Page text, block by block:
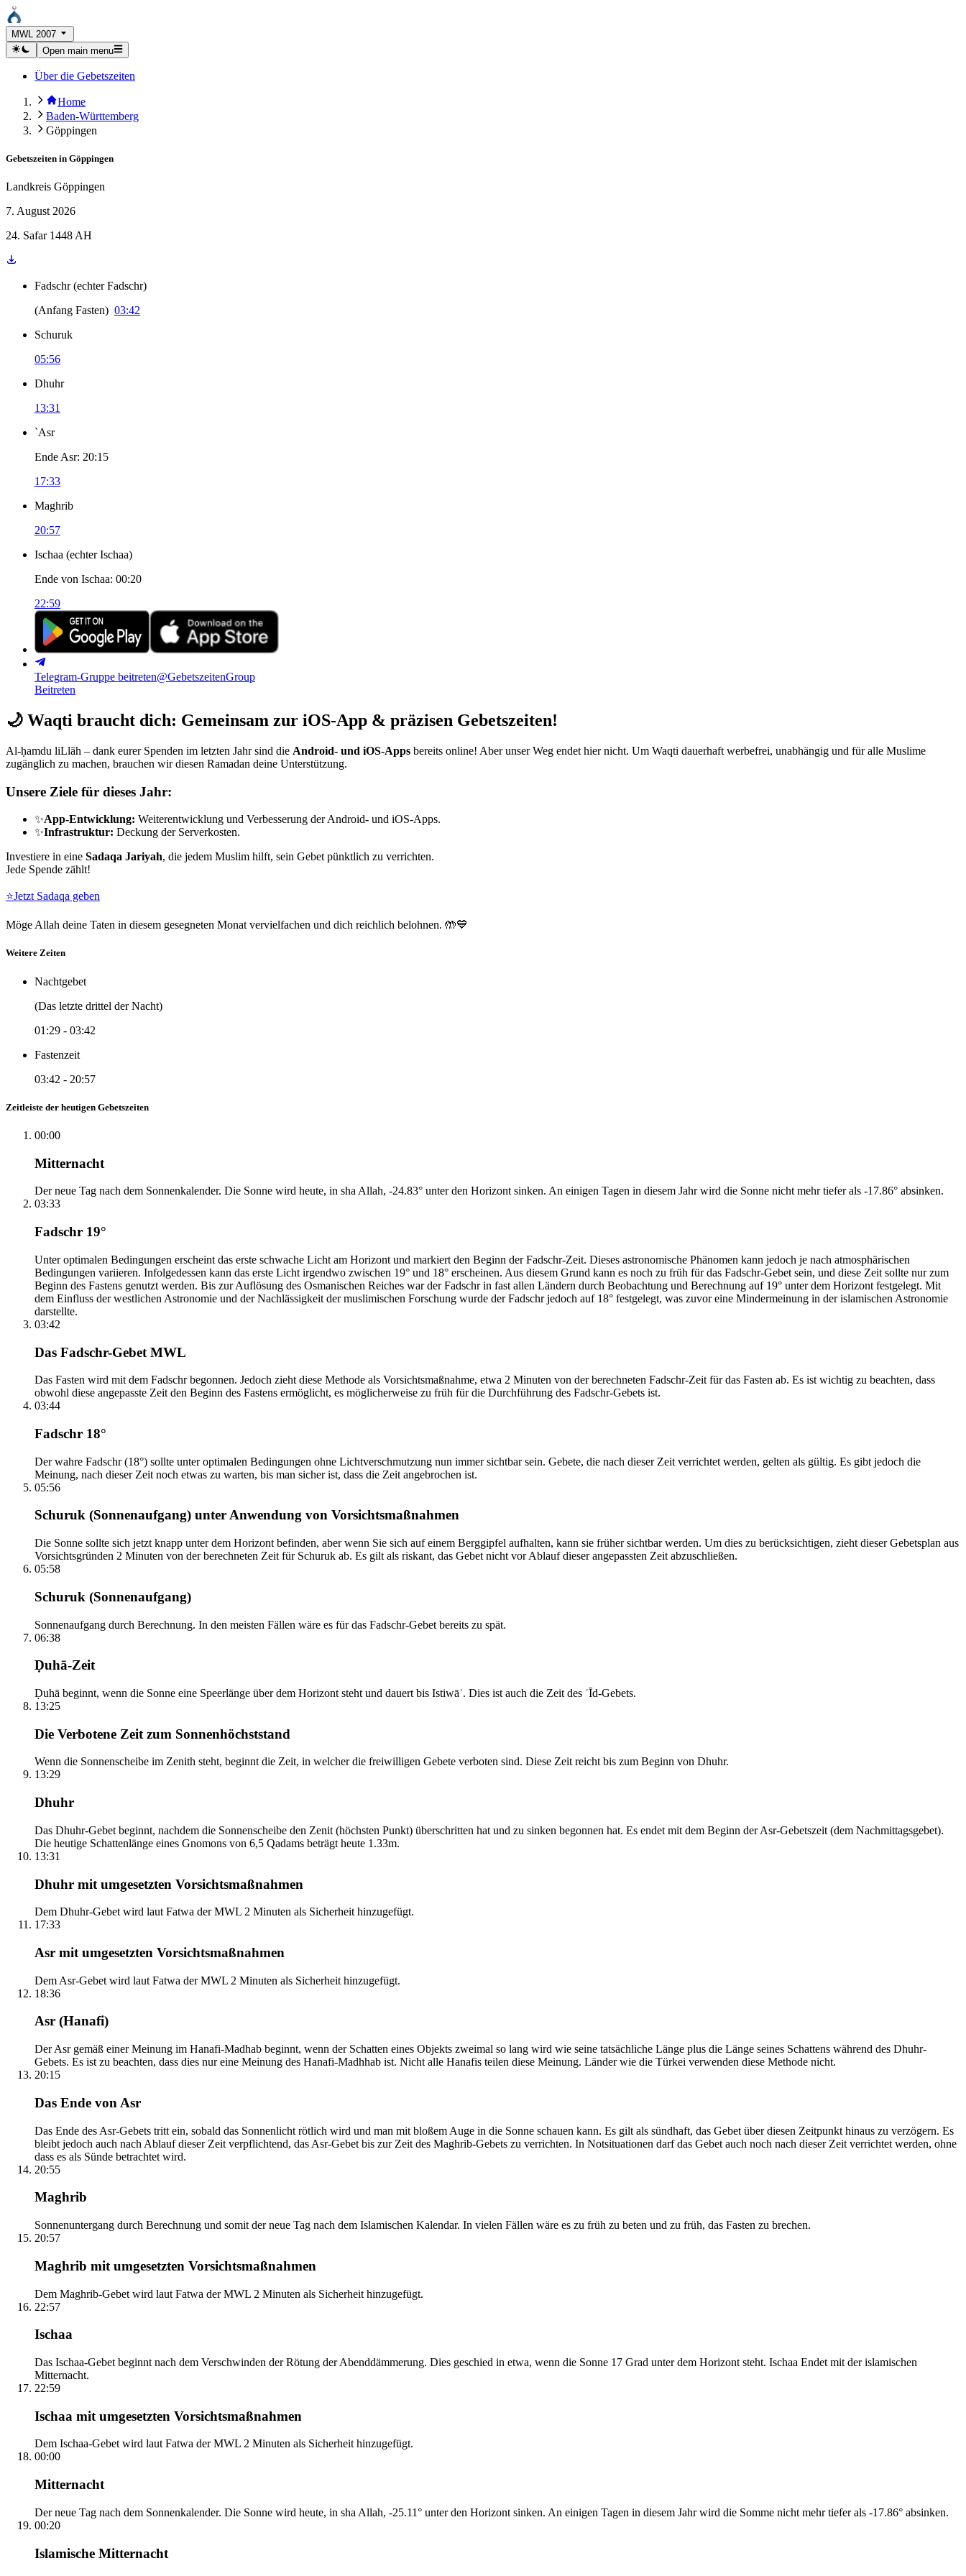
MWL 2007
Open main menu
Über die Gebetszeiten
Home
Baden-Württemberg
Göppingen
Gebetszeiten in Göppingen
Landkreis Göppingen
7. August 2026
24. Safar 1448 AH
Fadschr (echter Fadschr)
(Anfang Fasten) 03:42
Schuruk
05:56
Dhuhr
13:31
`Asr
Ende Asr: 20:15
17:33
Maghrib
20:57
Ischaa (echter Ischaa)
Ende von Ischaa: 00:20
22:59
Telegram-Gruppe beitreten@GebetszeitenGroup
Beitreten
🌙 Waqti braucht dich: Gemeinsam zur iOS-App & präzisen Gebetszeiten!
Al-ḥamdu liLlāh – dank eurer Spenden im letzten Jahr sind die Android- und iOS-Apps bereits online! Aber unser Weg endet hier nicht. Um Waqti dauerhaft werbefrei, unabhängig und für alle Muslime
zugänglich zu machen, brauchen wir diesen Ramadan deine Unterstützung.
Unsere Ziele für dieses Jahr:
✨App-Entwicklung: Weiterentwicklung und Verbesserung der Android- und iOS-Apps.
✨Infrastruktur: Deckung der Serverkosten.
Investiere in eine Sadaqa Jariyah, die jedem Muslim hilft, sein Gebet pünktlich zu verrichten.
Jede Spende zählt!
⭐Jetzt Sadaqa geben
Möge Allah deine Taten in diesem gesegneten Monat vervielfachen und dich reichlich belohnen. 🤲💙
Weitere Zeiten
Nachtgebet
(Das letzte drittel der Nacht)
01:29 - 03:42
Fastenzeit
03:42 - 20:57
Zeitleiste der heutigen Gebetszeiten
00:00
Mitternacht
Der neue Tag nach dem Sonnenkalender. Die Sonne wird heute, in sha Allah, -24.83° unter den Horizont sinken. An einigen Tagen in diesem Jahr wird die Sonne nicht mehr tiefer als -17.86° absinken.
03:33
Fadschr 19°
Unter optimalen Bedingungen erscheint das erste schwache Licht am Horizont und markiert den Beginn der Fadschr-Zeit. Dieses astronomische Phänomen kann jedoch je nach atmosphärischen
Bedingungen variieren. Infolgedessen kann das erste Licht irgendwo zwischen 19° und 18° erscheinen. Aus diesem Grund kann es noch zu früh für das Fadschr-Gebet sein, und diese Zeit sollte nur zum
Beginn des Fastens genutzt werden. Bis zur Auflösung des Osmanischen Reiches war der Fadschr in fast allen Ländern durch Beobachtung und Berechnung auf 19° unter dem Horizont festgelegt. Mit
dem Einfluss der westlichen Astronomie und der Nachlässigkeit der muslimischen Forschung wurde der Fadschr jedoch auf 18° festgelegt, was zuvor eine Mindermeinung in der islamischen Astronomie
darstellte.
03:42
Das Fadschr-Gebet MWL
Das Fasten wird mit dem Fadschr begonnen. Jedoch zieht diese Methode als Vorsichtsmaßnahme, etwa 2 Minuten von der berechneten Fadschr-Zeit für das Fasten ab. Es ist wichtig zu beachten, dass
obwohl diese angepasste Zeit den Beginn des Fastens ermöglicht, es möglicherweise zu früh für die Durchführung des Fadschr-Gebets ist.
03:44
Fadschr 18°
Der wahre Fadschr (18°) sollte unter optimalen Bedingungen ohne Lichtverschmutzung nun immer sichtbar sein. Gebete, die nach dieser Zeit verrichtet werden, gelten als gültig. Es gibt jedoch die
Meinung, nach dieser Zeit noch etwas zu warten, bis man sicher ist, dass die Zeit angebrochen ist.
05:56
Schuruk (Sonnenaufgang) unter Anwendung von Vorsichtsmaßnahmen
Die Sonne sollte sich jetzt knapp unter dem Horizont befinden, aber wenn Sie sich auf einem Berggipfel aufhalten, kann sie früher sichtbar werden. Um dies zu berücksichtigen, zieht dieser Gebetsplan aus
Vorsichtsgründen 2 Minuten von der berechneten Zeit für Schuruk ab. Es gilt als riskant, das Gebet nicht vor Ablauf dieser angepassten Zeit abzuschließen.
05:58
Schuruk (Sonnenaufgang)
Sonnenaufgang durch Berechnung. In den meisten Fällen wäre es für das Fadschr-Gebet bereits zu spät.
06:38
Ḍuhā-Zeit
Ḍuhā beginnt, wenn die Sonne eine Speerlänge über dem Horizont steht und dauert bis Istiwāʾ. Dies ist auch die Zeit des ʿĪd-Gebets.
13:25
Die Verbotene Zeit zum Sonnenhöchststand
Wenn die Sonnenscheibe im Zenith steht, beginnt die Zeit, in welcher die freiwilligen Gebete verboten sind. Diese Zeit reicht bis zum Beginn von Dhuhr.
13:29
Dhuhr
Das Dhuhr-Gebet beginnt, nachdem die Sonnenscheibe den Zenit (höchsten Punkt) überschritten hat und zu sinken begonnen hat. Es endet mit dem Beginn der Asr-Gebetszeit (dem Nachmittagsgebet).
Die heutige Schattenlänge eines Gnomons von 6,5 Qadams beträgt heute 1.33m.
13:31
Dhuhr mit umgesetzten Vorsichtsmaßnahmen
Dem Dhuhr-Gebet wird laut Fatwa der MWL 2 Minuten als Sicherheit hinzugefügt.
17:33
Asr mit umgesetzten Vorsichtsmaßnahmen
Dem Asr-Gebet wird laut Fatwa der MWL 2 Minuten als Sicherheit hinzugefügt.
18:36
Asr (Hanafi)
Der Asr gemäß einer Meinung im Hanafi-Madhab beginnt, wenn der Schatten eines Objekts zweimal so lang wird wie seine tatsächliche Länge plus die Länge seines Schattens während des Dhuhr-
Gebets. Es ist zu beachten, dass dies nur eine Meinung des Hanafi-Madhhab ist. Nicht alle Hanafis teilen diese Meinung. Länder wie die Türkei verwenden diese Methode nicht.
20:15
Das Ende von Asr
Das Ende des Asr-Gebets tritt ein, sobald das Sonnenlicht rötlich wird und man mit bloßem Auge in die Sonne schauen kann. Es gilt als sündhaft, das Gebet über diesen Zeitpunkt hinaus zu verzögern. Es
bleibt jedoch auch nach Ablauf dieser Zeit verpflichtend, das Asr-Gebet bis zur Zeit des Maghrib-Gebets zu verrichten. In Notsituationen darf das Gebet auch noch nach dieser Zeit verrichtet werden, ohne
dass es als Sünde betrachtet wird.
20:55
Maghrib
Sonnenuntergang durch Berechnung und somit der neue Tag nach dem Islamischen Kalendar. In vielen Fällen wäre es zu früh zu beten und zu früh, das Fasten zu brechen.
20:57
Maghrib mit umgesetzten Vorsichtsmaßnahmen
Dem Maghrib-Gebet wird laut Fatwa der MWL 2 Minuten als Sicherheit hinzugefügt.
22:57
Ischaa
Das Ischaa-Gebet beginnt nach dem Verschwinden der Rötung der Abenddämmerung. Dies geschied in etwa, wenn die Sonne 17 Grad unter dem Horizont steht. Ischaa Endet mit der islamischen
Mitternacht.
22:59
Ischaa mit umgesetzten Vorsichtsmaßnahmen
Dem Ischaa-Gebet wird laut Fatwa der MWL 2 Minuten als Sicherheit hinzugefügt.
00:00
Mitternacht
Der neue Tag nach dem Sonnenkalender. Die Sonne wird heute, in sha Allah, -25.11° unter den Horizont sinken. An einigen Tagen in diesem Jahr wird die Somme nicht mehr tiefer als -17.86° absinken.
00:20
Islamische Mitternacht